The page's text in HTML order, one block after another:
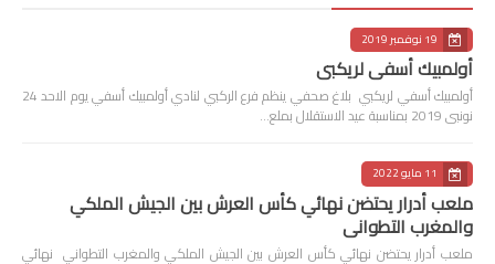
19 نوفمبر 2019
أولمبيك أسفي لريكبي
أولمبيك أسفي لريكبي بلاغ صحفي ينظم فرع الركبي لنادي أولمبيك أسفي يوم الاحد 24
نونبى 2019 بمناسبة عيد الاستقلال بملع…
11 مايو 2022
ملعب أدرار يحتضن نهائي كأس العرش بين الجيش الملكي
والمغرب التطواني
ملعب أدرار يحتضن نهائي كأس العرش بين الجيش الملكي والمغرب التطواني نهائي